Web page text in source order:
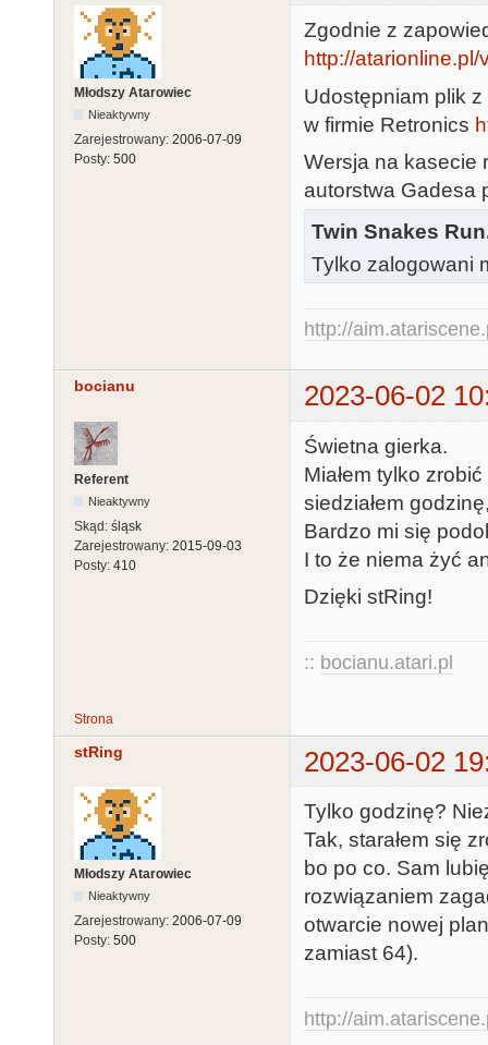
Młodszy Atarowiec
Nieaktywny
Zarejestrowany: 2006-07-09
Posty: 500
Zgodnie z
http://
Udostępniam plik
w firmie Retronics
Wersja na kasecie
autorstwa Gadesa
Twin Snakes
Tylko zalogowani
http://
bocianu 2023-06-02
Referent
Nieaktywny
Skąd: śląsk
Zarejestrowany: 2015-09-03
Posty: 410
Świetna gierka.
Miałem tylko
siedziałem
Bardzo mi się
I to że niema żyć
Dzięki stRing!
:: bocianu.atari.pl
Strona
stRing 2023-06-02
Młodszy Atarowiec
Nieaktywny
Zarejestrowany: 2006-07-09
Posty: 500
Tylko godzinę?
Tak, starałem się
bo po co. Sam
rozwiązaniem
otwarcie nowej
zamiast 64).
http://